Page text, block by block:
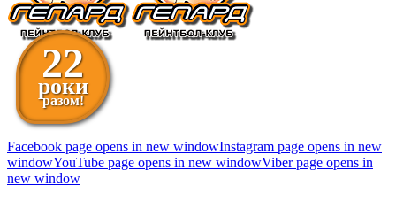
22
роки
разом!
Facebook page opens in new windowInstagram page opens in new
windowYouTube page opens in new windowViber page opens in
new window